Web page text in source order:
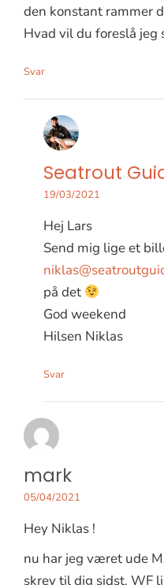
den konstant rammer
Hvad vil du foreslå jeg
Svar
Seatrout
19/03/2021
Hej Lars
Send mig lige et
på det
God weekend
Hilsen Niklas
Svar
mark
05/04/2021
Hey Niklas !
nu har jeg været ude
skrev til dig sidst. WF